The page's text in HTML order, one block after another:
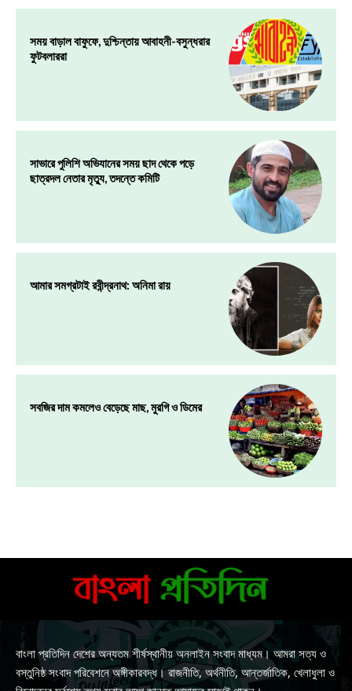
সময় বাড়াল বাফুফে, দুশ্চিন্তায় আবাহনী-বসুন্ধরার
ফুটবলাররা
সাভারে পুলিশি অভিযানের সময় ছাদ থেকে পড়ে
ছাত্রদল নেতার মৃত্যু, তদন্তে কমিটি
আমার সমগ্রটাই রবীন্দ্রনাথ: অনিমা রায়
সবজির দাম কমলেও বেড়েছে মাছ, মুরগি ও ডিমের
বাংলা প্রতিদিন দেশের অন্যতম শীর্ষস্থানীয় অনলাইন সংবাদ মাধ্যম। আমরা সত্য ও
বস্তুনিষ্ঠ সংবাদ পরিবেশনে অঙ্গীকারবদ্ধ। রাজনীতি, অর্থনীতি, আন্তর্জাতিক, খেলাধুলা ও